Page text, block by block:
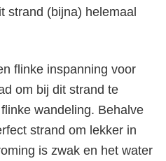
strand (bijna) helemaal
flinke inspanning voor
om bij dit strand te
wandeling. Behalve
strand om lekker in
is zwak en het water